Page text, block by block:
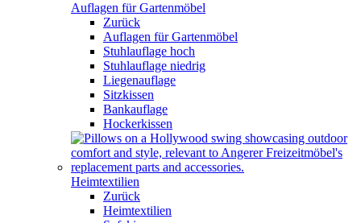
Auflagen für Gartenmöbel
Zurück
Auflagen für Gartenmöbel
Stuhlauflage hoch
Stuhlauflage niedrig
Liegenauflage
Sitzkissen
Bankauflage
Hockerkissen
Heimtextilien
Zurück
Heimtextilien